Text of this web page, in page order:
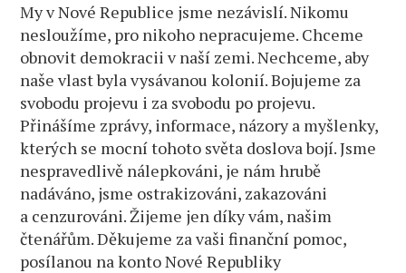
My v Nové Republice jsme nezávislí. Nikomu
nesloužíme, pro nikoho nepracujeme. Chceme
obnovit demokracii v naší zemi. Nechceme, aby
naše vlast byla vysávanou kolonií. Bojujeme za
svobodu projevu i za svobodu po projevu.
Přinášíme zprávy, informace, názory a myšlenky,
kterých se mocní tohoto světa doslova bojí. Jsme
nespravedlivě nálepkováni, je nám hrubě
nadáváno, jsme ostrakizováni, zakazováni
a cenzurováni. Žijeme jen díky vám, našim
čtenářům. Děkujeme za vaši finanční pomoc,
posílanou na konto Nové Republiky